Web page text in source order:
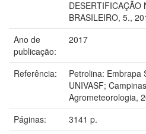
DESERTIFICAÇÃO
BRASILEIRO, 5.,
Ano de
publicação:
2017
Referência:
Petrolina: Embrapa
UNIVASF;
Agrometeorologia,
Páginas:
3141 p.